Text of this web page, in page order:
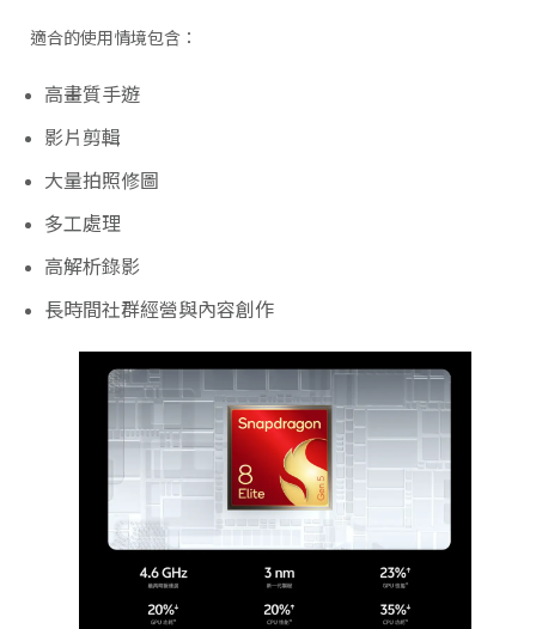
適合的使用情境包含：
高畫質手遊
影片剪輯
大量拍照修圖
多工處理
高解析錄影
長時間社群經營與內容創作